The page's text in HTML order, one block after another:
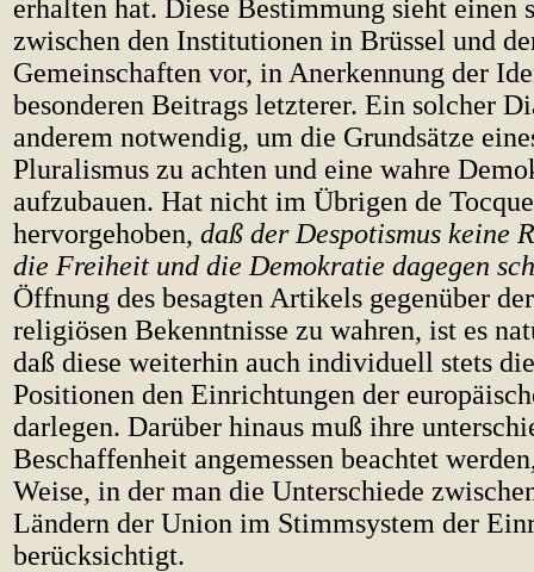
erhalten hat. Diese Bestimmung sieht einen
zwischen den Institutionen in Brüssel und
Gemeinschaften vor, in Anerkennung der
besonderen Beitrags letzterer. Ein solcher
anderem notwendig, um die Grundsätze
Pluralismus zu achten und eine wahre
aufzubauen. Hat nicht im Übrigen de
hervorgehoben, daß der Despotismus keine
die Freiheit und die Demokratie dagegen
Öffnung des besagten Artikels gegenüber
religiösen Bekenntnisse zu wahren, ist es
daß diese weiterhin auch individuell stets
Positionen den Einrichtungen der
darlegen. Darüber hinaus muß ihre
Beschaffenheit angemessen beachtet
Weise, in der man die Unterschiede
Ländern der Union im Stimmsystem der
berücksichtigt.